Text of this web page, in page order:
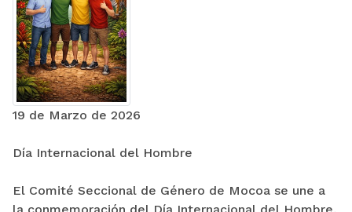
19 de Marzo de 2026
Día Internacional del Hombre
El Comité Seccional de Género de Mocoa se une a